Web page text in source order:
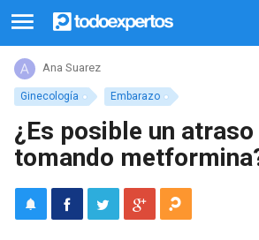
Ginecología Embarazo
Ana Suarez
¿Es posible un
tomando